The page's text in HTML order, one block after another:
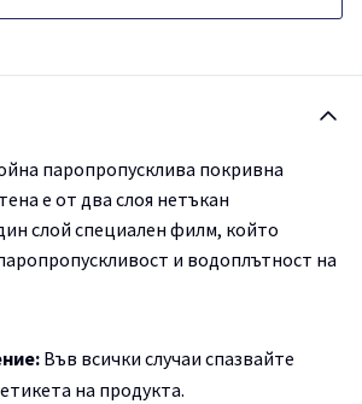
паропропусклива покривна
е от два слоя нетъкан
слой специален филм, който
и водоплътност на
Във всички случаи спазвайте
на продукта.